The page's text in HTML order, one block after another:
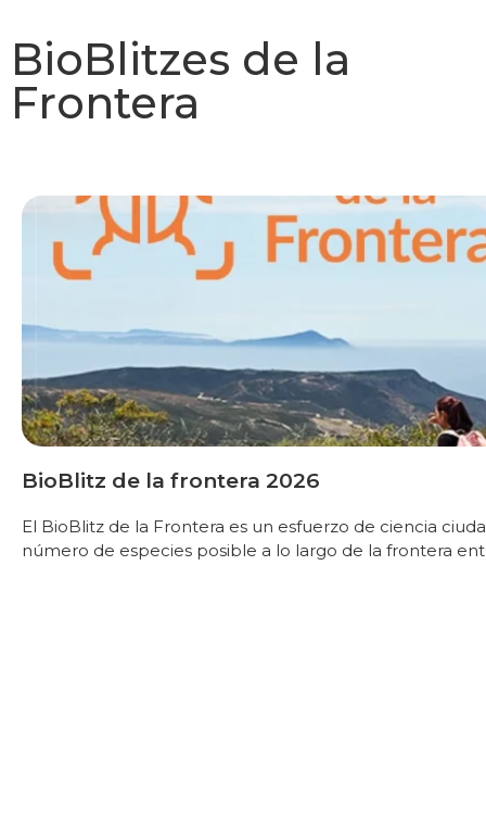
BioBlitzes de la
Frontera
BioBlitz de la frontera 2026
El BioBlitz de la Frontera es un esfuerzo de ciencia
número de especies posible a lo largo de la frontera